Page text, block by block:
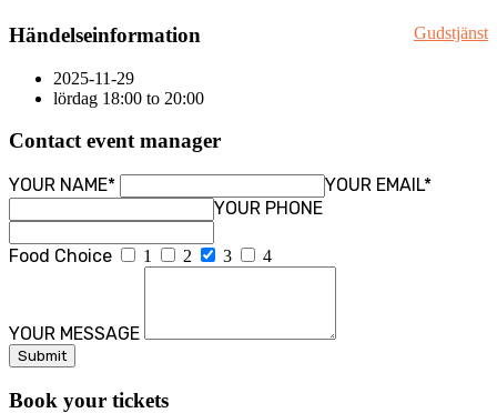
Gudstjänst
Händelseinformation
2025-11-29
lördag 18:00 to 20:00
Contact event manager
YOUR NAME*
YOUR EMAIL*
YOUR PHONE
Food Choice 1 2 3 4
YOUR MESSAGE
Book your tickets